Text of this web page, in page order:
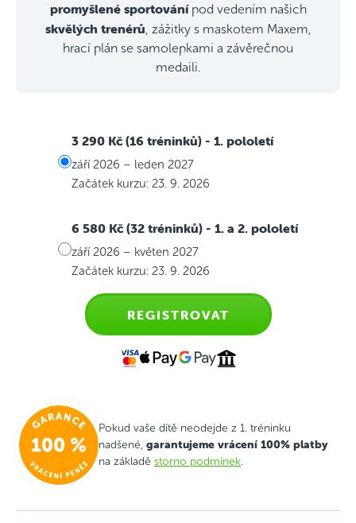
promyšlené sportovánípod vedením našich
skvělých trenérů , zážitky s maskotem Maxem,
hrací plán se samolepkami a závěrečnou
medaili.
3 290 Kč (16 tréninků) - 1. pololetí
září 2026 – leden 2027
Začátek kurzu: 23. 9. 2026
6 580 Kč (32 tréninků) - 1. a 2. pololetí
září 2026 – květen 2027
Začátek kurzu: 23. 9. 2026
REGISTROVAT
Pokud vaše dítě neodejde z 1. tréninku
nadšené, garantujeme vrácení 100% platby
na základě storno podmínek.